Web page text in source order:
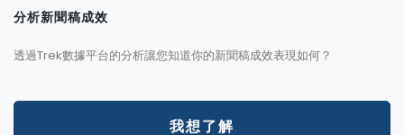
分析新聞稿成效
透過Trek數據平台的分析讓您知道你的新聞稿成效表現如何？
我想了解